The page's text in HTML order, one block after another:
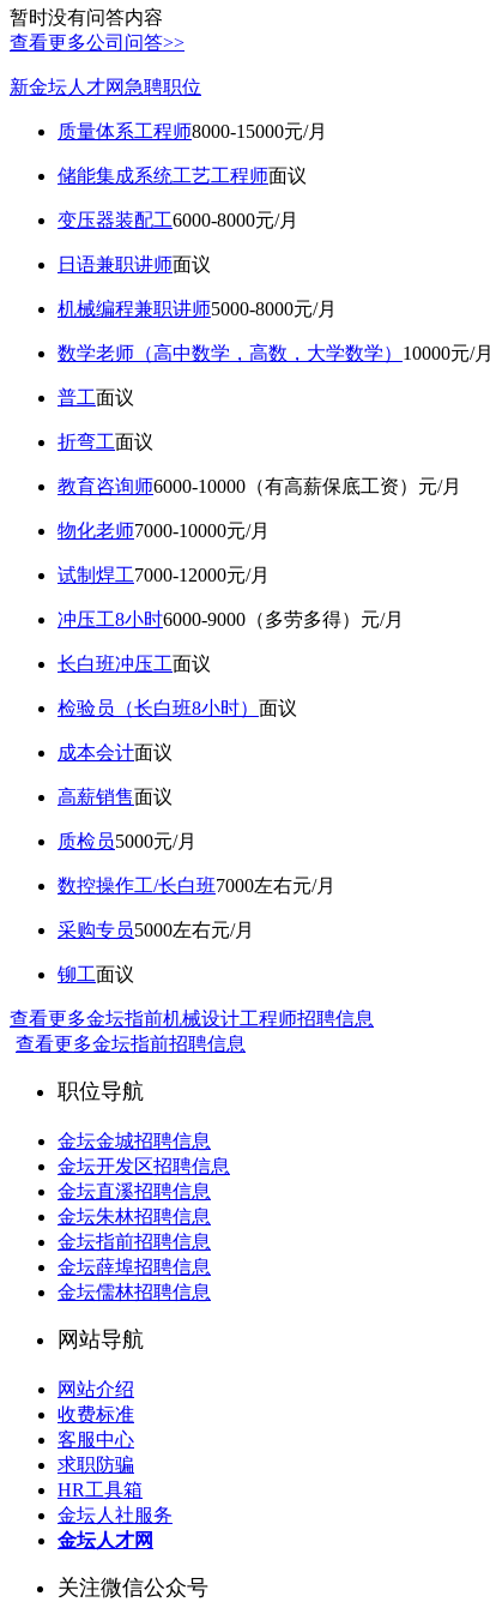
暂时没有问答内容
查看更多公司问答>>
新金坛人才网急聘职位
质量体系工程师8000-15000元/月
储能集成系统工艺工程师面议
变压器装配工6000-8000元/月
日语兼职讲师面议
机械编程兼职讲师5000-8000元/月
数学老师（高中数学，高数，大学数学） 10000元/月
普工面议
折弯工面议
教育咨询师6000-10000（有高薪保底工资）元/月
物化老师7000-10000元/月
试制焊工7000-12000元/月
冲压工8小时6000-9000（多劳多得）元/月
长白班冲压工面议
检验员（长白班8小时） 面议
成本会计面议
高薪销售面议
质检员5000元/月
数控操作工/长白班7000左右元/月
采购专员5000左右元/月
铆工面议
查看更多金坛指前机械设计工程师招聘信息
查看更多金坛指前招聘信息
职位导航
金坛金城招聘信息
金坛开发区招聘信息
金坛直溪招聘信息
金坛朱林招聘信息
金坛指前招聘信息
金坛薛埠招聘信息
金坛儒林招聘信息
网站导航
网站介绍
收费标准
客服中心
求职防骗
HR工具箱
金坛人社服务
金坛人才网
关注微信公众号